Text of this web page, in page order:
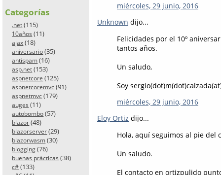
Categorías
.net (115)
10años (11)
ajax (18)
aniversario (35)
antispam (16)
asp.net (153)
aspnetcore (125)
aspnetcoremvc (91)
aspnetmvc (179)
auges (11)
autobombo (57)
blazor (48)
blazorserver (29)
blazorwasm (30)
blogging (76)
buenas prácticas (38)
c# (133)
miércoles, 29 junio, 2016
Unknown dijo...
Felicidades por el 10º
tantos años.
Un saludo,
Soy
miércoles, 29 junio, 2016
Eloy Ortiz dijo...
Hola, aquí seguimos al pie del
Un saludo.
El contacto en ortizpulido